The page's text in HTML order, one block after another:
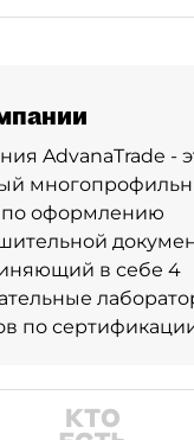
AdvanaTrade -
по оформлению
в себе 4
по